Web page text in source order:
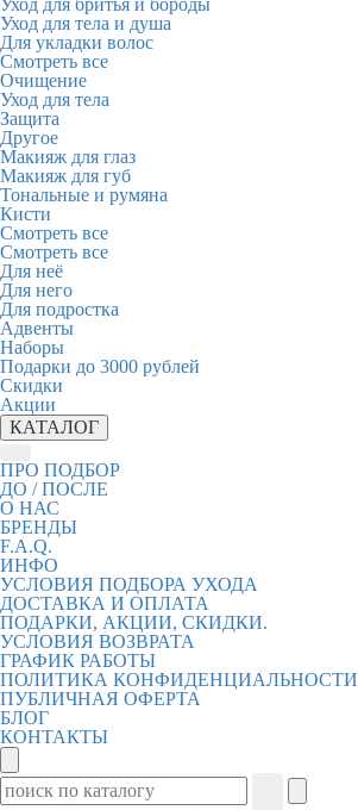
Уход для бритья и бороды
Уход для тела и душа
Для укладки волос
Смотреть все
Очищение
Уход для тела
Защита
Другое
Макияж для глаз
Макияж для губ
Тональные и румяна
Кисти
Смотреть все
Смотреть все
Для неё
Для него
Для подростка
Адвенты
Наборы
Подарки до 3000 рублей
Скидки
Акции
КАТАЛОГ
ПРО ПОДБОР
ДО / ПОСЛЕ
О НАС
БРЕНДЫ
F.A.Q.
ИНФО
УСЛОВИЯ ПОДБОРА УХОДА
ДОСТАВКА И ОПЛАТА
ПОДАРКИ, АКЦИИ, СКИДКИ.
УСЛОВИЯ ВОЗВРАТА
ГРАФИК РАБОТЫ
ПОЛИТИКА КОНФИДЕНЦИАЛЬНОСТИ
ПУБЛИЧНАЯ ОФЕРТА
БЛОГ
КОНТАКТЫ